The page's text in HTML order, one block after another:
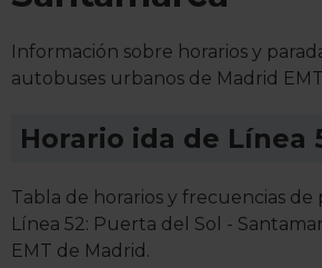
Información sobre horarios y
autobuses urbanos de Madrid
Horario ida de Línea
Tabla de horarios y frecuencias de
Línea 52: Puerta del Sol -
EMT de Madrid.